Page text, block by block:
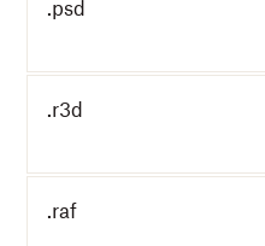
.psd
.r3d
.raf